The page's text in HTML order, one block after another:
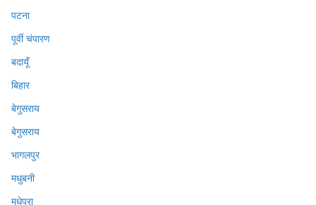
पटना
पूर्वी चंपारण
बदायूँ
बिहार
बेगुसराय
बेगुसराय
भागलपुर
मधुबनी
मधेपुरा